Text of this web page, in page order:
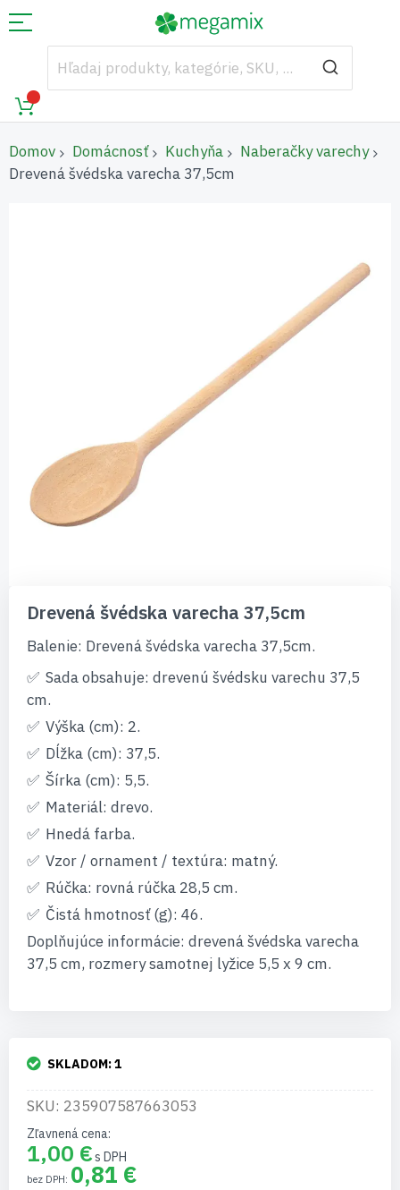
Domov Domácnosť Kuchyňa
Naberačky varechy
Drevená švédska varecha 37,5cm
začiatok
galérie
obrázkov
Drevená švédska varecha 37,5cm
Balenie: Drevená švédska varecha 37,5cm.
Sada obsahuje: drevenú švédsku varechu 37,5
cm.
Výška (cm): 2.
Dĺžka (cm): 37,5.
Šírka (cm): 5,5.
Materiál: drevo.
Hnedá farba.
Vzor / ornament / textúra: matný.
Rúčka: rovná rúčka 28,5 cm.
Čistá hmotnosť (g): 46.
Doplňujúce informácie: drevená švédska varecha
37,5 cm, rozmery samotnej lyžice 5,5 x 9 cm.
SKLADOM:1
SKU: 235907587663053
Zľavnená cena
1,00 €
0,81 €